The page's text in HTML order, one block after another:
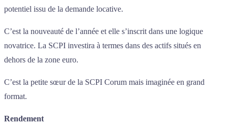
potentiel issu de la demande locative.
C’est la nouveauté de l’année et elle s’inscrit dans une logique
novatrice. La SCPI investira à termes dans des actifs situés en
dehors de la zone euro.
C’est la petite sœur de la SCPI Corum mais imaginée en grand
format.
Rendement